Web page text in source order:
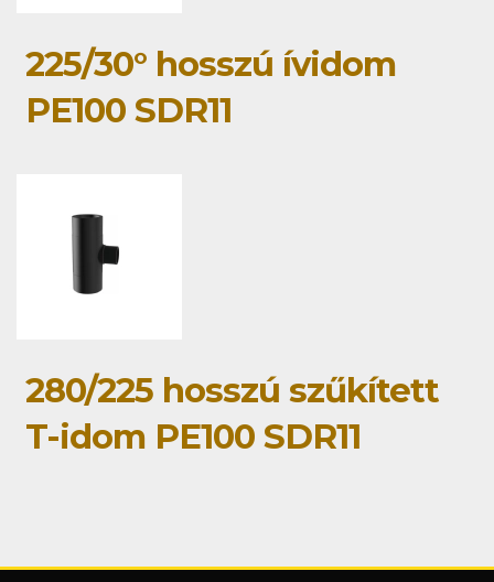
225/30° hosszú ívidom
PE100 SDR11
280/225 hosszú szűkített
T-idom PE100 SDR11